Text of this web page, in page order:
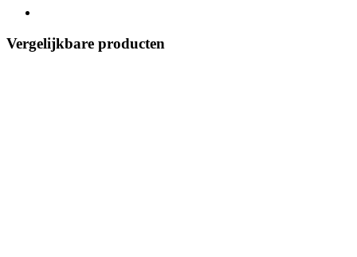
Vergelijkbare producten